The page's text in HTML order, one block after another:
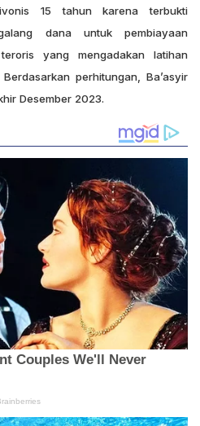
15 tahun karena terbukti
dana untuk pembiayaan
yang mengadakan latihan
perhitungan, Ba’asyir
Desember 2023.